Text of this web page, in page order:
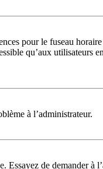
pour le fuseau
qu’aux utilisateurs
à l’administrateur.
de demander à